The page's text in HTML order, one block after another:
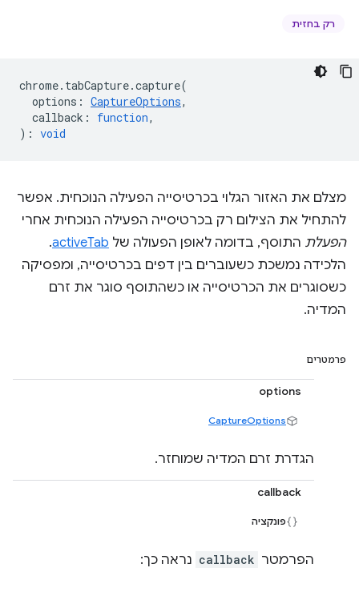
רק בחזית
chrome. tabCapture.capture(
options : CaptureOptions,
callback : function,
) : void
מצלם את האזור הגלוי בכרטיסייה הפעילה הנוכחית. אפשר
להתחיל את הצילום רק בכרטיסייה הפעילה הנוכחית אחרי
הפעלת התוסף, בדומה לאופן הפעולה של activeTab
.
הלכידה נמשכת כשעוברים בין דפים בכרטיסייה, ומפסיקה
כשסוגרים את הכרטיסייה או כשהתוסף סוגר את זרם
המדיה.
פרמטרים
options
CaptureOptions
הגדרת זרם המדיה שמוחזר.
callback
פונקציה
הפרמטר callback נראה כך: